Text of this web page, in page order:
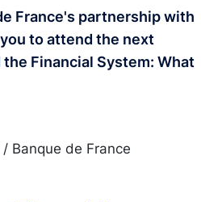
France's partnership with
to attend the next
Financial System: What
Banque de France